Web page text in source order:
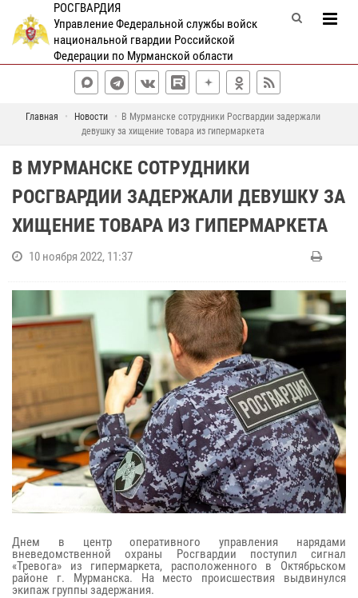
РОСГВАРДИЯ
Управление Федеральной службы войск
национальной гвардии Российской
Федерации по Мурманской области
Главная Новости
В Мурманске сотрудники Росгвардии задержали
девушку за хищение товара из гипермаркета
В МУРМАНСКЕ СОТРУДНИКИ
РОСГВАРДИИ ЗАДЕРЖАЛИ ДЕВУШКУ ЗА
ХИЩЕНИЕ ТОВАРА ИЗ ГИПЕРМАРКЕТА
10 ноября 2022, 11:37
Днем в центр оперативного управления нарядами
вневедомственной охраны Росгвардии поступил сигнал
«Тревога» из гипермаркета, расположенного в Октябрьском
районе г. Мурманска. На место происшествия выдвинулся
экипаж группы задержания.